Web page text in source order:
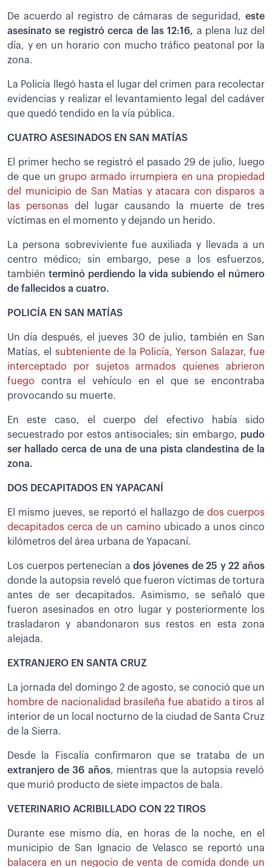
De acuerdo al registro de cámaras de seguridad, este
asesinato se registró cerca de las 12:16, a plena luz del
día, y en un horario con mucho tráfico peatonal por la
zona.
La Policía llegó hasta el lugar del crimen para recolectar
evidencias y realizar el levantamiento legal del cadáver
que quedó tendido en la vía pública.
CUATRO ASESINADOS EN SAN MATÍAS
El primer hecho se registró el pasado 29 de julio, luego
de que ungrupo armado irrumpiera en una propiedad
del municipio de San Matías y atacara con disparos a
las personas del lugar causando la muerte de tres
víctimas en el momento y dejando un herido.
La persona sobreviviente fue auxiliada y llevada a un
centro médico; sin embargo, pese a los esfuerzos,
también terminó perdiendo la vida subiendo el número
de fallecidos a cuatro.
POLICÍA EN SAN MATÍAS
Un día después, el jueves 30 de julio, también en San
Matías, el subteniente de la Policía, Yerson Salazar, fue
interceptado por sujetos armados quienes abrieron
fuego contra el vehículo en el que se encontraba
provocando su muerte.
En este caso, el cuerpo del efectivo había sido
secuestrado por estos antisociales; sin embargo, pudo
ser hallado cerca de una de una pista clandestina de la
zona.
DOS DECAPITADOS EN YAPACANÍ
El mismo jueves, se reportó el hallazgo de dos cuerpos
decapitados cerca de un camino ubicado a unos cinco
kilómetros del área urbana de Yapacaní.
Los cuerpos pertenecían ados jóvenes de 25 y 22 años
donde la autopsia reveló que fueron víctimas de tortura
antes de ser decapitados. Asimismo, se señaló que
fueron asesinados en otro lugar y posteriormente los
trasladaron y abandonaron sus restos en esta zona
alejada.
EXTRANJERO EN SANTA CRUZ
La jornada del domingo 2 de agosto, se conoció que un
hombre de nacionalidad brasileña fue abatido a tiros al
interior de un local nocturno de la ciudad de Santa Cruz
de la Sierra.
Desde la Fiscalía confirmaron que se trataba de un
extranjero de 36 años, mientras que la autopsia reveló
que murió producto de siete impactos de bala.
VETERINARIO ACRIBILLADO CON 22 TIROS
Durante ese mismo día, en horas de la noche, en el
municipio de San Ignacio de Velasco se reportó una
balacera en un negocio de venta de comida donde un